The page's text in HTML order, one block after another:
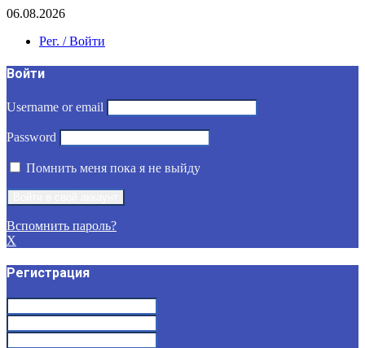
06.08.2026
Рег. / Войти
Войти
Username or email
Password
Помнить меня пока я не выйду
Вспомнить пароль?
X
Регистрация